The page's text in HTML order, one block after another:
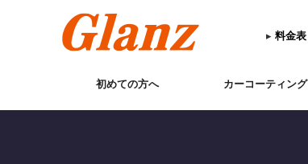
▸ 料金表
初めての方へ カーコーティング